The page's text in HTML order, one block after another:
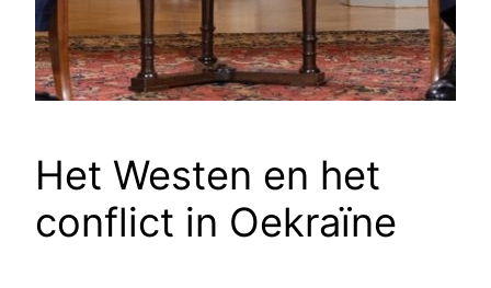
Het Westen en het
conflict in Oekraïne